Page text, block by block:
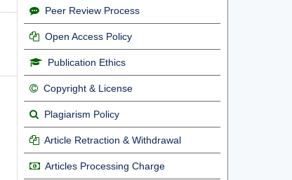
Peer Review Process
Open Access Policy
Publication Ethics
Copyright & License
Plagiarism Policy
Article Retraction & Withdrawal
Articles Processing Charge